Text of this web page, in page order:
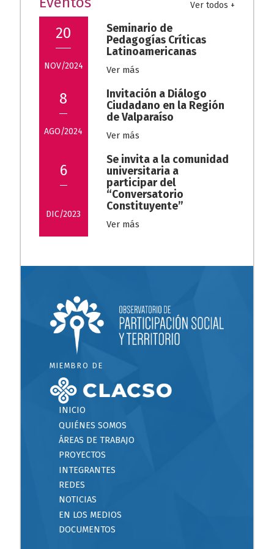
Ver todos +
20
NOV/2024
Seminario de
Pedagogías Críticas
Latinoamericanas
Ver más
8
AGO/2024
Invitación a Diálogo
Ciudadano en la Región
de Valparaíso
Ver más
6
DIC/2023
Se invita a la comunidad
universitaria a
participar del
“Conversatorio
Constituyente”
Ver más
MIEMBRO DE
INICIO
QUIÉNES SOMOS
ÁREAS DE TRABAJO
PROYECTOS
INTEGRANTES
REDES
NOTICIAS
EN LOS MEDIOS
DOCUMENTOS